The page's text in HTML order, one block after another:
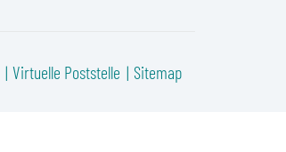
Virtuelle Poststelle Sitemap